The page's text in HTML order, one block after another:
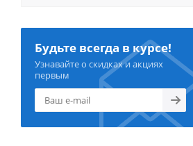
Будьте всегда в курсе!
Узнавайте о скидках и акциях
первым